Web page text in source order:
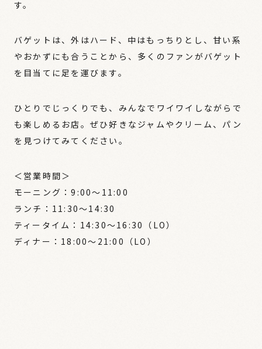
す。
バゲットは、外はハード、中はもっちりとし、甘い系
やおかずにも合うことから、多くのファンがバゲット
を目当てに足を運びます。
ひとりでじっくりでも、みんなでワイワイしながらで
も楽しめるお店。ぜひ好きなジャムやクリーム、パン
を見つけてみてください。
＜営業時間＞
モーニング：9:00〜11:00
ランチ：11:30〜14:30
ティータイム：14:30〜16:30（LO）
ディナー：18:00〜21:00（LO）